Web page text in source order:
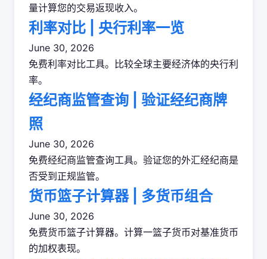
量计算您的交易返现收入。
利率对比 | 央行利率一览
June 30, 2026
免费利率对比工具。比较全球主要经济体的央行利
率。
经纪商监管查询 | 验证经纪商牌
照
June 30, 2026
免费经纪商监管查询工具。验证您的外汇经纪商是
否受到正规监管。
货币篮子计算器 | 多货币组合
June 30, 2026
免费货币篮子计算器。计算一篮子货币对基准货币
的加权表现。